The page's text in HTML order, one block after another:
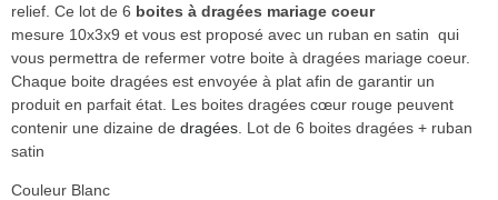
relief. Ce lot de 6 boites à dragées mariage coeur
mesure 10x3x9 et vous est proposé avec un ruban en satin qui
vous permettra de refermer votre boite à dragées mariage coeur.
Chaque boite dragées est envoyée à plat afin de garantir un
produit en parfait état. Les boites dragées cœur rouge peuvent
contenir une dizaine de dragées . Lot de 6 boites dragées + ruban
satin
Couleur Blanc